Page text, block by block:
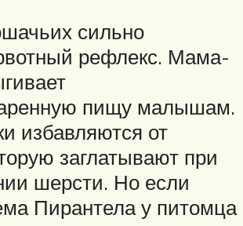
сильно
рефлекс. Мама-
пищу малышам.
избавляются от
заглатывают при
шерсти. Но если
Пирантела у питомца